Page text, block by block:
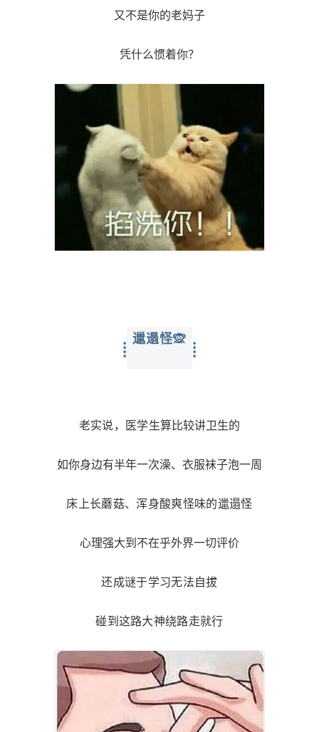
又不是你的老妈子
凭什么惯着你？
邋遢怪🙊
老实说，医学生算比较讲卫生的
如你身边有半年一次澡、衣服袜子泡一周
床上长蘑菇、浑身酸爽怪味的邋遢怪
心理强大到不在乎外界一切评价
还成谜于学习无法自拔
碰到这路大神绕路走就行